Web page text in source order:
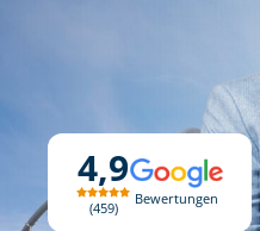
4,9
459
Bewertungen